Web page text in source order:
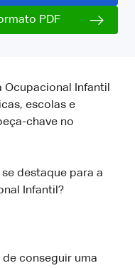
PDF
Ocupacional Infantil
escolas e
chave no
destaque para a
Infantil?
de conseguir uma